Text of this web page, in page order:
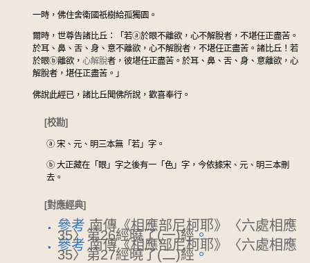
一時，佛住舍衛國祇樹給孤獨園。
爾時，世尊告諸比丘：「若ⓐ於眼不離欲，心不解脫者，不堪任正盡苦。
於耳、鼻、舌、身、意不離欲，心不解脫者，不堪任正盡苦。諸比丘！若
於眼ⓑ離欲， 心解脫者，彼堪任正盡苦。於耳、鼻、舌、身、意離欲，心
解脫者，堪任正盡苦。」
佛說此經已，諸比丘聞佛所說，歡喜奉行。
[校勘]
ⓐ 宋、元、明三本無「若」字。
ⓑ 大正藏在「眼」字之後有一「色」字，今依據宋、元、明三本刪
去。
[對應經典]
參考南傳《相應部尼柯耶》〈六處相應
35〉第26經曉了(一)經。
參考南傳《相應部尼柯耶》〈六處相應
35〉第27經曉了(二)經。